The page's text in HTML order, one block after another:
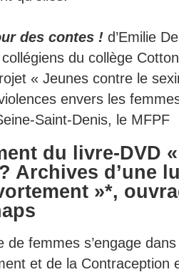
des contes ! d’Emilie
du collège
« Jeunes contre le
envers les
Saint-Denis, le MFPF
du livre-DVD
Archives d’une
»*,
de femmes s’engage
et de la Contraception